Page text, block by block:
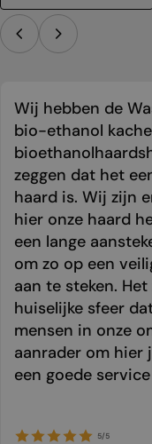
Wij hebben de
bio-ethanol
zeggen dat het
haard is. Wij zijn
hier onze haard
een lange
om zo op een
aan te steken.
huiselijke sfeer
mensen in onze
aanrader om hier
een goede
5/5